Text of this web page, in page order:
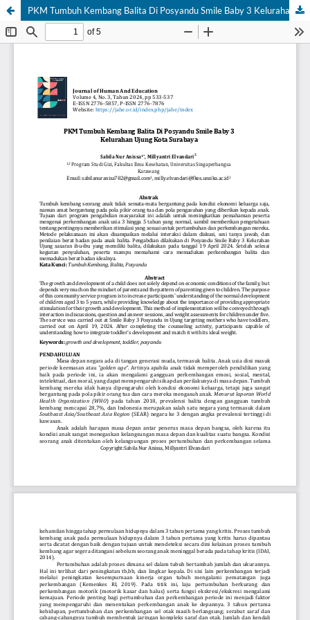
PKM Tumbuh Kembang Balita Di Posyandu Smile Baby 3 Kelurahan Ujung Kota Surabaya